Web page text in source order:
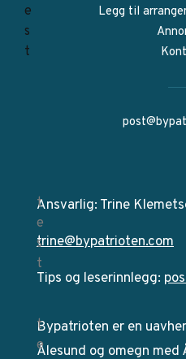
Legg til
Ansvarlig: Trine
trine@bypatrioten.com
Tips og leserinnlegg:
Bypatrioten er en
Ålesund og omegn med